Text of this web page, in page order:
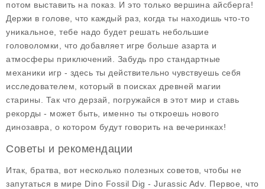
потом выставить на показ. И это только вершина айсберга!
Держи в голове, что каждый раз, когда ты находишь что-то
уникальное, тебе надо будет решать небольшие
головоломки, что добавляет игре больше азарта и
атмосферы приключений. Забудь про стандартные
механики игр - здесь ты действительно чувствуешь себя
исследователем, который в поисках древней магии
старины. Так что дерзай, погружайся в этот мир и ставь
рекорды - может быть, именно ты откроешь нового
динозавра, о котором будут говорить на вечеринках!
Советы и рекомендации
Итак, братва, вот несколько полезных советов, чтобы не
запутаться в мире Dino Fossil Dig - Jurassic Adv . Первое, что